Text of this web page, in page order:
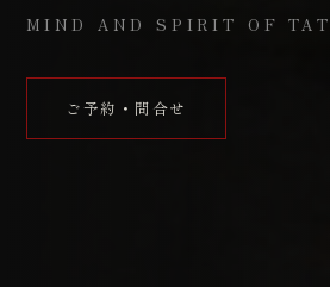
MIND AND SPIRIT OF
ご予約・問合せ